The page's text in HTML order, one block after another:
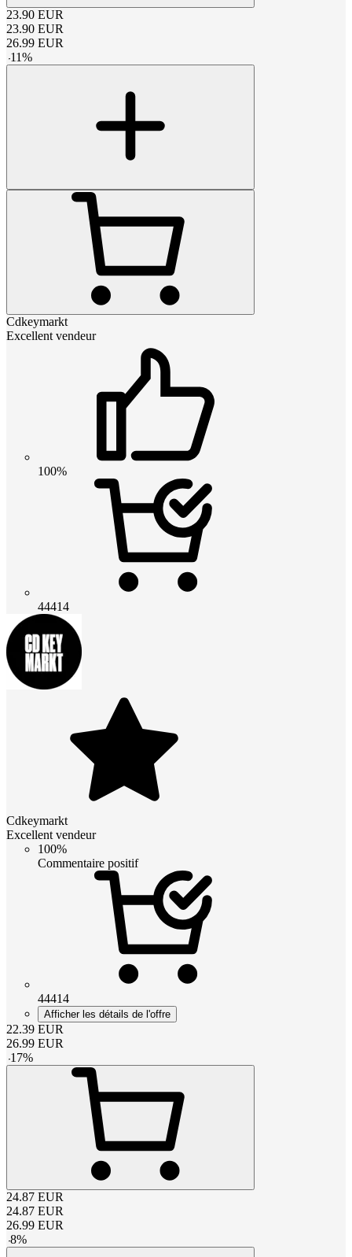
23.90 EUR
23.90 EUR
26.99 EUR
-11%
Cdkeymarkt
Excellent vendeur
100%
44414
Cdkeymarkt
Excellent vendeur
100%
Commentaire positif
44414
Afficher les détails de l'offre
22.39 EUR
26.99 EUR
-17%
24.87 EUR
24.87 EUR
26.99 EUR
-8%